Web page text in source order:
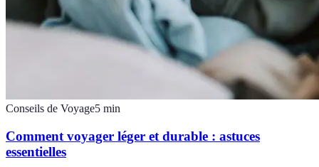
Conseils de Voyage5 min
Comment voyager léger et durable : astuces
essentielles